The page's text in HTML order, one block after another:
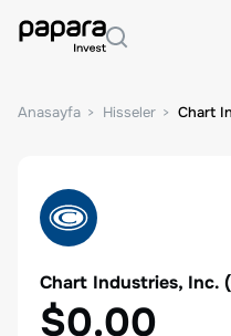
Anasayfa Hisseler Chart
Chart Industries, Inc. (
$0.00